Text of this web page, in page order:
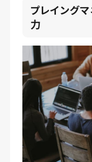
プレイング
力